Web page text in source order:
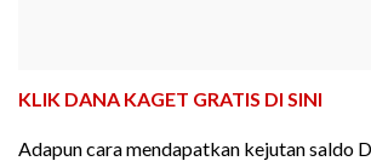
KLIK DANA KAGET GRATIS DI SINI
Adapun cara mendapatkan kejutan saldo